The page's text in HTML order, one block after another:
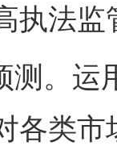
执法
。运
各类